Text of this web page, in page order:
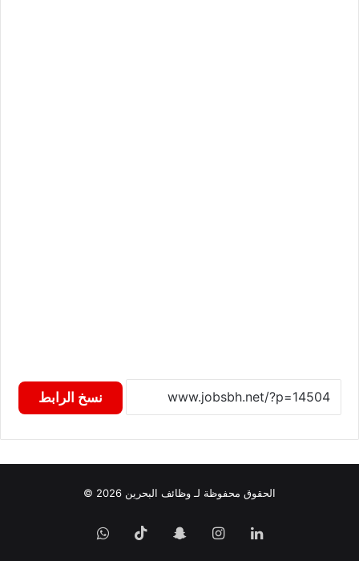
نسخ الرابط
الحقوق محفوظة لـ وظائف البحرين 2026 ©
لينكدإنانستقرامسناب ‫TikTokواتساب